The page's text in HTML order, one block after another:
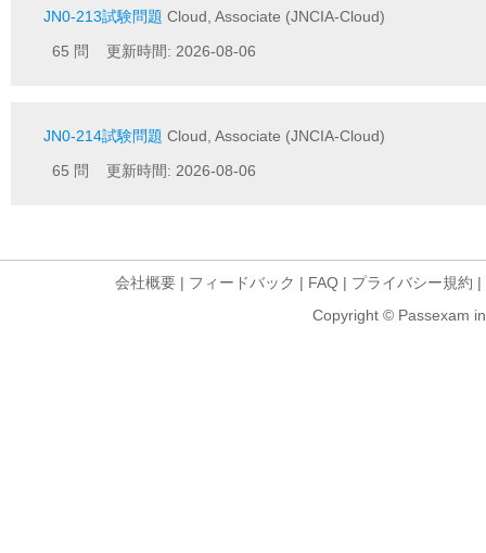
JN0-213試験問題 Cloud, Associate (JNCIA-Cloud)
65 問 更新時間: 2026-08-06
JN0-214試験問題 Cloud, Associate (JNCIA-Cloud)
65 問 更新時間: 2026-08-06
会社概要 | フィードバック | FAQ | プライバシー規約 |
Copyright © Passexam